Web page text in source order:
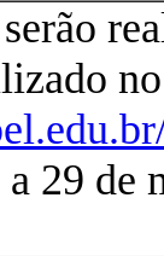
29 de